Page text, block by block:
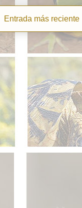
Entrada más reciente